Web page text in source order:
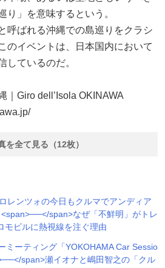
り」を意味するという。
呼ばれる沖縄での島巡りをクラシ
のイベントは、日本国内において
しているのだ。
｜Giro dell’Isola OKINAWA
を全て見る（12枚）
レンツォの今日もクルマでアンディア
span>なぜ「不鮮明」がトレ
モビルに熱視線を注ぐ理由
ミーティング「YOKOHAMA Car Sessio
span>瀬イオナと嶋田智之の「クル